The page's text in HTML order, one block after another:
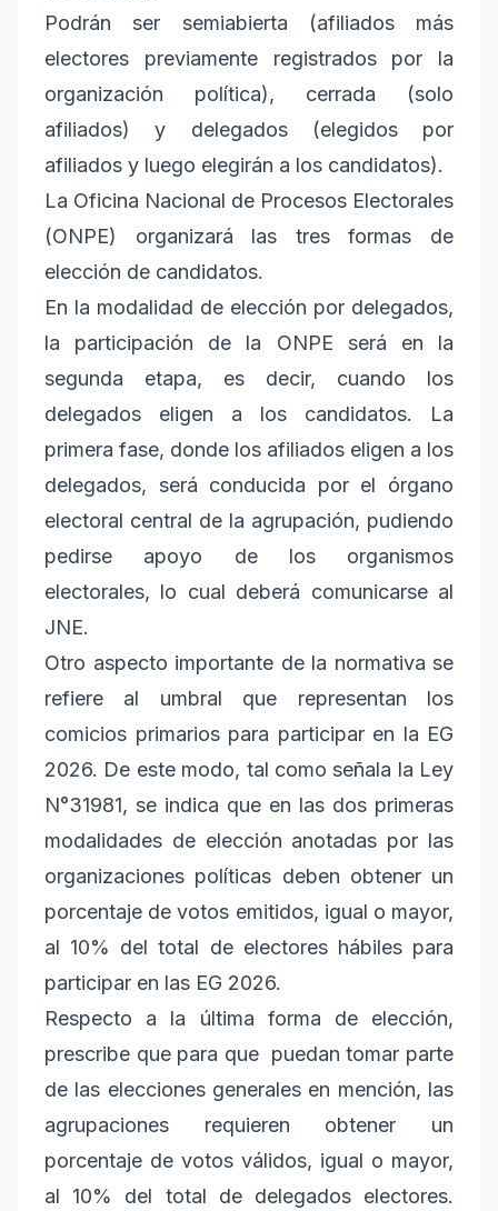
Podrán ser semiabierta (afiliados más
electores previamente registrados por la
organización política), cerrada (solo
afiliados) y delegados (elegidos por
afiliados y luego elegirán a los candidatos).
La Oficina Nacional de Procesos Electorales
(ONPE) organizará las tres formas de
elección de candidatos.
En la modalidad de elección por delegados,
la participación de la ONPE será en la
segunda etapa, es decir, cuando los
delegados eligen a los candidatos. La
primera fase, donde los afiliados eligen a los
delegados, será conducida por el órgano
electoral central de la agrupación, pudiendo
pedirse apoyo de los organismos
electorales, lo cual deberá comunicarse al
JNE.
Otro aspecto importante de la normativa se
refiere al umbral que representan los
comicios primarios para participar en la EG
2026. De este modo, tal como señala la Ley
N°31981, se indica que en las dos primeras
modalidades de elección anotadas por las
organizaciones políticas deben obtener un
porcentaje de votos emitidos, igual o mayor,
al 10% del total de electores hábiles para
participar en las EG 2026.
Respecto a la última forma de elección,
prescribe que para que puedan tomar parte
de las elecciones generales en mención, las
agrupaciones requieren obtener un
porcentaje de votos válidos, igual o mayor,
al 10% del total de delegados electores.